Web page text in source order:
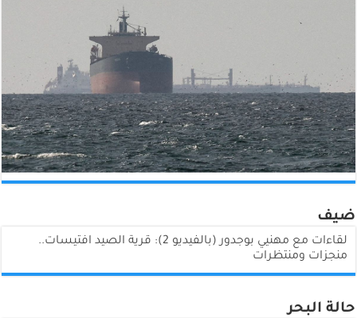
ضيف
لقاءات مع مهنيي بوجدور (بالفيديو 2): قرية الصيد افتيسات..
منجزات ومنتظرات
حالة البحر